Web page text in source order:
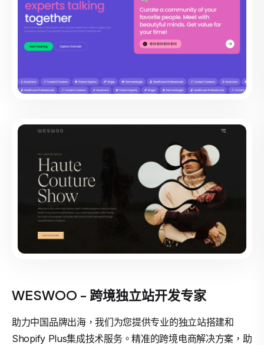
WESWOO - 跨境独立站开发专家
助力中国品牌出海，我们为您提供专业的独立站搭建和
Shopify Plus集成技术服务。精准的跨境电商解决方案，助